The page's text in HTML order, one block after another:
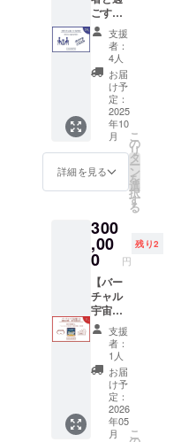
があり
ます。
＞ S
サイ
ズ：身
長155-
165cm
Mサ
イズ：
身長
165-
175cm
Lサイ
ズ：身
長170-
出来る
限り実
物の色
けるよ
うにし
ており
ます
が、モ
ニター
上と実
際の商
品との
色味が
異なる
、12日
（日）
時間：
①18:00
～
②20:00
～ 所要
時間：2
時間 対
象：小
学３年
絡方
法：
メール
※支援時
に参加
希望
日・時
間を選
択して
くださ
い。 ※
変更が
あった
場合
は、メ
載を希
望する
氏名を
ご記入
くださ
い ※お
子様や
法人名
など、
ご本人
様以外
のお名
せん。
※ニック
ネーム
でも問
題ござ
いませ
んが、
不適切
と判断
した場
合は修
正をお
願いす
る場合
があり
ごす食
事券】
CEO田
中と一
緒に食
事を楽
しみな
がら、
宇宙や
経営な
どにつ
いて語
り合い
ましょ
名×5日
開催予
定、所
要時
間：3時
間 ※開
催日に
ついて
は2025
年秋頃
を予定
してお
りま
す。対
象の方
には、
支援
者：
4人
お届
け予
定：
2025
年10
月
詳細を見る
こ
の
リ
タ
ー
ン
を
選
択
す
る
300
,00
0 円
残り2
【バー
チャル
宇宙飛
行士選
抜試
験 招
待誘致
券】※企
業・団
体様の
望の開
支援
者：
1人
お届
け予
定：
2026
年05
月
こ